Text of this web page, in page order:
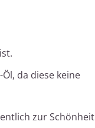
da diese keine
zur Schönheit